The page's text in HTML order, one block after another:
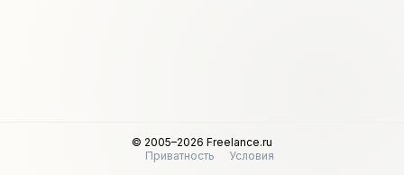
© 2005–2026 Freelance.ru
Приватность
Условия